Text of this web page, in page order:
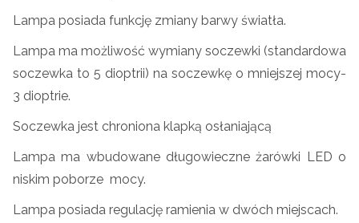
Lampa posiada funkcję zmiany barwy światła.
Lampa ma możliwość wymiany soczewki (standardowa
soczewka to 5 dioptrii) na soczewkę o mniejszej mocy-
3 dioptrie.
Soczewka jest chroniona klapką osłaniającą
Lampa ma wbudowane długowieczne żarówki LED o
niskim poborze mocy.
Lampa posiada regulację ramienia w dwóch miejscach.